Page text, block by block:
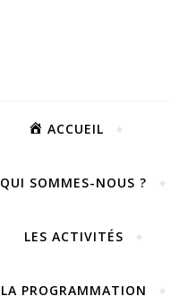
ACCUEIL
QUI SOMMES-NOUS ?
LES ACTIVITÉS
LA PROGRAMMATION